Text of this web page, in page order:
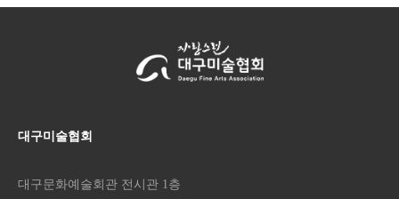
대구미술협회
대구문화예술회관 전시관 1층